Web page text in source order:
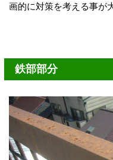
画的に対策を考える事が
鉄部部分